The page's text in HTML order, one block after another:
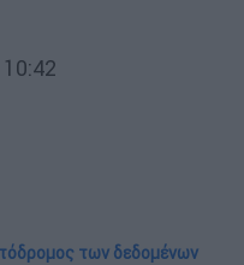
των δεδομένων